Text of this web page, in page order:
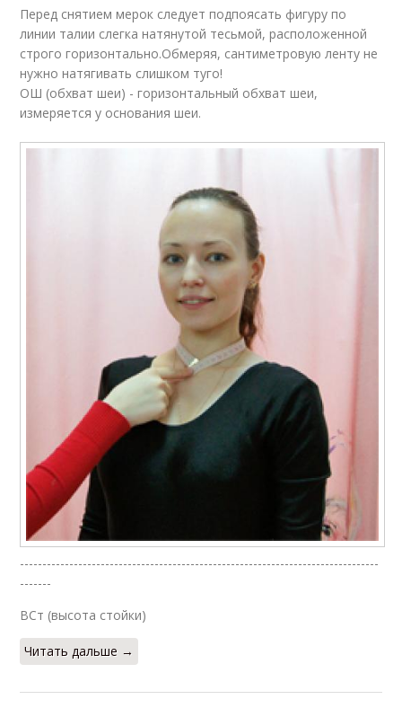
Перед снятием мерок следует подпоясать фигуру по
линии талии слегка натянутой тесьмой, расположенной
строго горизонтально.Обмеряя, сантиметровую ленту не
нужно натягивать слишком туго!
ОШ (обхват шеи) - горизонтальный обхват шеи,
измеряется у основания шеи.
--------------------------------------------------------------------------------
-------
ВСт (высота стойки)
Читать дальше →